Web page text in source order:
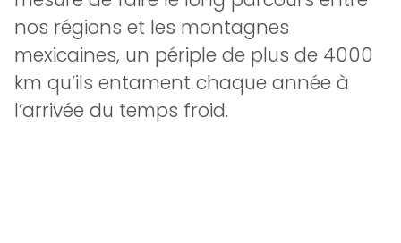
nos régions et les montagnes
mexicaines, un périple de plus de 4000
km qu’ils entament chaque année à
l’arrivée du temps froid.